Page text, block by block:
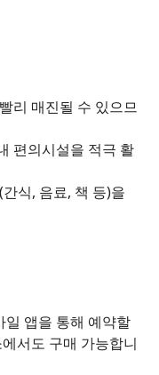
리 매진될 수 있으므
편의시설을 적극 활
식, 음료, 책 등)을
일 앱을 통해 예약할
서도 구매 가능합니